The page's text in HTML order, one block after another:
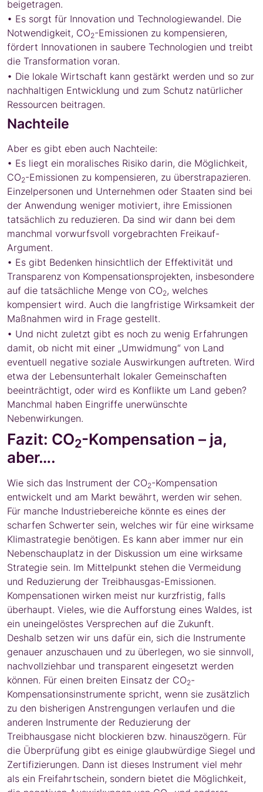
beigetragen.
• Es sorgt für Innovation und Technologiewandel. Die
Notwendigkeit, CO2-Emissionen zu kompensieren,
fördert Innovationen in saubere Technologien und treibt
die Transformation voran.
• Die lokale Wirtschaft kann gestärkt werden und so zur
nachhaltigen Entwicklung und zum Schutz natürlicher
Ressourcen beitragen.
Nachteile
Aber es gibt eben auch Nachteile:
• Es liegt ein moralisches Risiko darin, die Möglichkeit,
CO2-Emissionen zu kompensieren, zu überstrapazieren.
Einzelpersonen und Unternehmen oder Staaten sind bei
der Anwendung weniger motiviert, ihre Emissionen
tatsächlich zu reduzieren. Da sind wir dann bei dem
manchmal vorwurfsvoll vorgebrachten Freikauf-
Argument.
• Es gibt Bedenken hinsichtlich der Effektivität und
Transparenz von Kompensationsprojekten, insbesondere
auf die tatsächliche Menge von CO2, welches
kompensiert wird. Auch die langfristige Wirksamkeit der
Maßnahmen wird in Frage gestellt.
• Und nicht zuletzt gibt es noch zu wenig Erfahrungen
damit, ob nicht mit einer „Umwidmung“ von Land
eventuell negative soziale Auswirkungen auftreten. Wird
etwa der Lebensunterhalt lokaler Gemeinschaften
beeinträchtigt, oder wird es Konflikte um Land geben?
Manchmal haben Eingriffe unerwünschte
Nebenwirkungen.
Fazit: CO2-Kompensation – ja,
aber….
Wie sich das Instrument der CO2-Kompensation
entwickelt und am Markt bewährt, werden wir sehen.
Für manche Industriebereiche könnte es eines der
scharfen Schwerter sein, welches wir für eine wirksame
Klimastrategie benötigen. Es kann aber immer nur ein
Nebenschauplatz in der Diskussion um eine wirksame
Strategie sein. Im Mittelpunkt stehen die Vermeidung
und Reduzierung der Treibhausgas-Emissionen.
Kompensationen wirken meist nur kurzfristig, falls
überhaupt. Vieles, wie die Aufforstung eines Waldes, ist
ein uneingelöstes Versprechen auf die Zukunft.
Deshalb setzen wir uns dafür ein, sich die Instrumente
genauer anzuschauen und zu überlegen, wo sie sinnvoll,
nachvollziehbar und transparent eingesetzt werden
können. Für einen breiten Einsatz der CO2-
Kompensationsinstrumente spricht, wenn sie zusätzlich
zu den bisherigen Anstrengungen verlaufen und die
anderen Instrumente der Reduzierung der
Treibhausgase nicht blockieren bzw. hinauszögern. Für
die Überprüfung gibt es einige glaubwürdige Siegel und
Zertifizierungen. Dann ist dieses Instrument viel mehr
als ein Freifahrtschein, sondern bietet die Möglichkeit,